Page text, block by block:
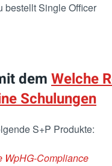
bestellt Single Officer
demWelche
Schulungen
S+P Produkte:
WpHG-Compliance